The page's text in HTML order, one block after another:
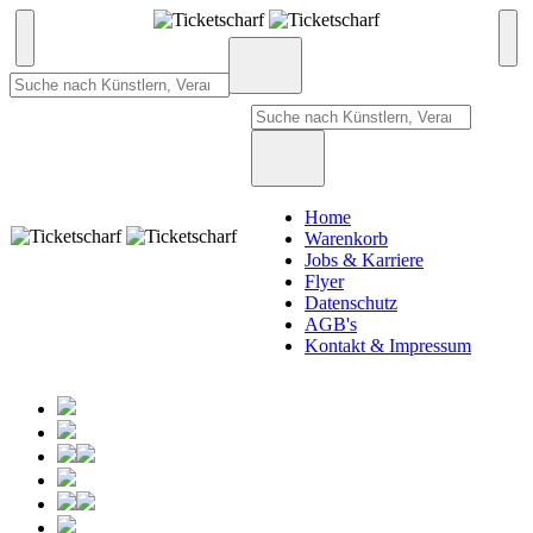
Home
Warenkorb
Jobs & Karriere
Flyer
Datenschutz
AGB's
Kontakt & Impressum